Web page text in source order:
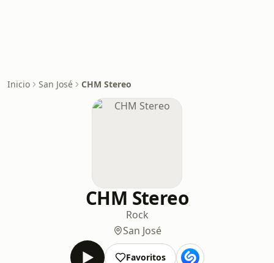
Inicio San José CHM Stereo
CHM Stereo
Rock
San José
Favoritos